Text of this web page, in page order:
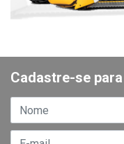
Cadastre-se